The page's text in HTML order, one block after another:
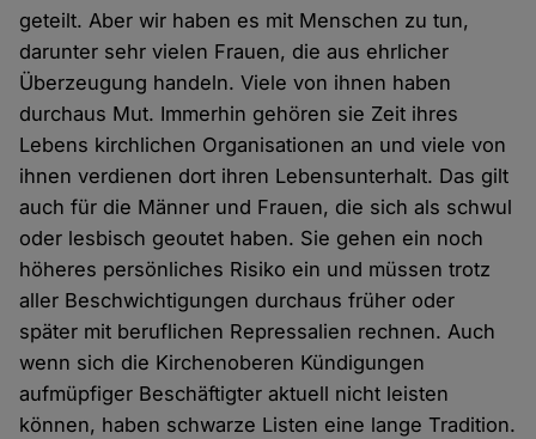
geteilt. Aber wir haben es mit Menschen zu tun,
darunter sehr vielen Frauen, die aus ehrlicher
Überzeugung handeln. Viele von ihnen haben
durchaus Mut. Immerhin gehören sie Zeit ihres
Lebens kirchlichen Organisationen an und viele von
ihnen verdienen dort ihren Lebensunterhalt. Das gilt
auch für die Männer und Frauen, die sich als schwul
oder lesbisch geoutet haben. Sie gehen ein noch
höheres persönliches Risiko ein und müssen trotz
aller Beschwichtigungen durchaus früher oder
später mit beruflichen Repressalien rechnen. Auch
wenn sich die Kirchenoberen Kündigungen
aufmüpfiger Beschäftigter aktuell nicht leisten
können, haben schwarze Listen eine lange Tradition.